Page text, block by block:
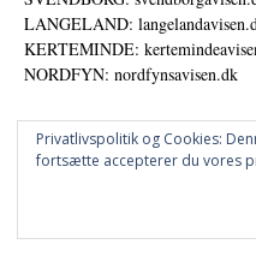
LANGELAND:
KERTEMINDE:
NORDFYN: nordfynsavisen.dk
© DANSKE DIGITALE MEDIER A/S -
Privatlivspolitik og Cookies:
fortsætte accepterer du vores